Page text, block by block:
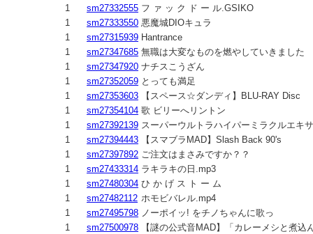
1
sm27332555 フ ァ ッ ク ド ー ル.GSIKO
1
sm27333550 悪魔城DIOキュラ
1
sm27315939 Hantrance
1
sm27347685 無職は大変なものを燃やしていきました
1
sm27347920 ナチスこうざん
1
sm27352059 とっても満足
1
sm27353603
【スペース☆ダンディ】BLU-RAY Disc
1
sm27354104 歌 ビリーへリントン
1
sm27392139 スーパーウルトラハイパーミラクルエキ
1
sm27394443
【スマブラMAD】Slash Back 90's
1
sm27397892 ご注文はまさみですか？？
1
sm27433314 ラキラキの日.mp3
1
sm27480304 ひ か げ ス ト ー ム
1
sm27482112 ホモビバレル.mp4
1
sm27495798 ノーポイッ! をチノちゃんに歌っ
1
sm27500978
【謎の公式音MAD】「カレーメシと煮